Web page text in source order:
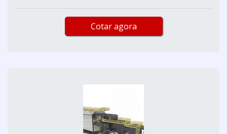
Cotar agora